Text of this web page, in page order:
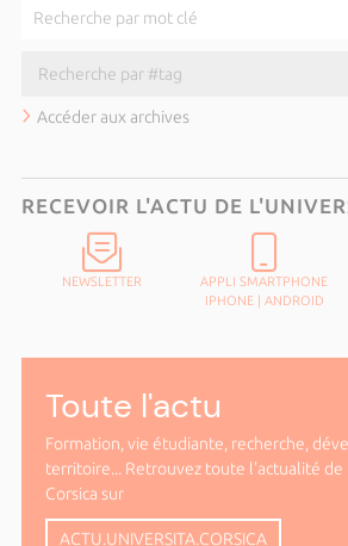
Accéder aux archives
RECEVOIR L'ACTU DE
NEWSLETTER
APPLI SMARTPHONE
IPHONE| ANDROID
Toute l'actu
Formation, vie étudiante, recherche,
territoire... Retrouvez toute l'actualité de
Corsica sur
ACTU.UNIVERSITA.CORSICA